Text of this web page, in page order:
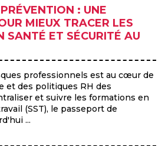
: UNE
MIEUX TRACER LES
SANTÉ ET SÉCURITÉ AU
professionnels est au cœur de
et des politiques RH des
et suivre les formations en
(SST), le passeport de
...